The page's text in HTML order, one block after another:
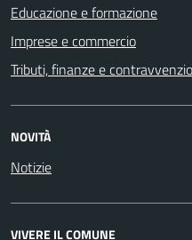
Educazione e formazione
Imprese e commercio
Tributi, finanze e
NOVITÀ
Notizie
VIVERE IL COMUNE